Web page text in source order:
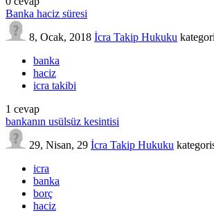
Banka haciz süresi
8, Ocak, 2018 İcra Takip Hukuku
banka
haciz
icra takibi
1 cevap
bankanın usülsüz kesintisi
29, Nisan, 29 İcra Takip Hukuku
icra
banka
borç
haciz